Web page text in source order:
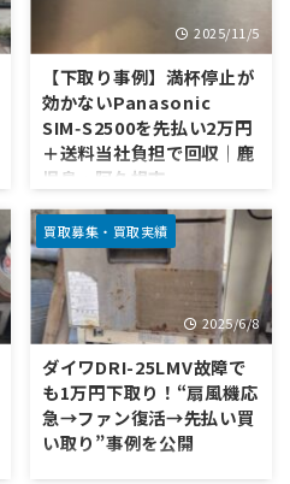
て“氷が出ない”は営業に直結す
ホシザキ IM-25M/IM-25L のC8
エラーでお困りの方からいただ
いたご相談と、その後の判断プ
ロセスを1件まるごと紹介しま
はまだ戦える。適切な整備とコ
スト設計で、買い替えよりも賢
い選択が見えてきます。 相談内
容の要点 機種：ホシザキ IM-
25M（同型のIM-25Lでも考え ...
2025/11/5
【下取り事例】満杯停止が
効かないPanasonic
SIM‑S2500を先払い2万円
＋送料当社負担で回収｜鹿
児島・阿久根市
1. はじめに “氷満杯で止まらな
い”故障でも、下取りで片づけ
られます。今回はPanasonic
SIM‑S2500。満杯制御（ストッ
パー／センサー）不良でお困り
の店舗さまから「下取りでお願
円を先払いし、着払い不可エリ
アの送料も当社負担で事前送
金。時間指定ができない地域で
したが、期日に合わせて回収ま
買取募集・買取実績
2025/6/8
ダイワDRI-25LMV故障で
も1万円下取り！“扇風機応
急→ファン復活→先払い買
い取り”事例を公開